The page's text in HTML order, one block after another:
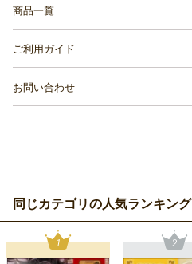
商品一覧
ご利用ガイド
お問い合わせ
同じカテゴリの人気ランキング